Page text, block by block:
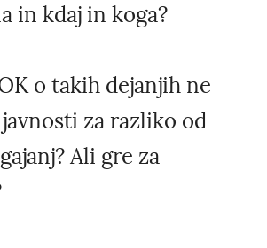
in kdaj in koga?
o takih dejanjih ne
za razliko od
Ali gre za